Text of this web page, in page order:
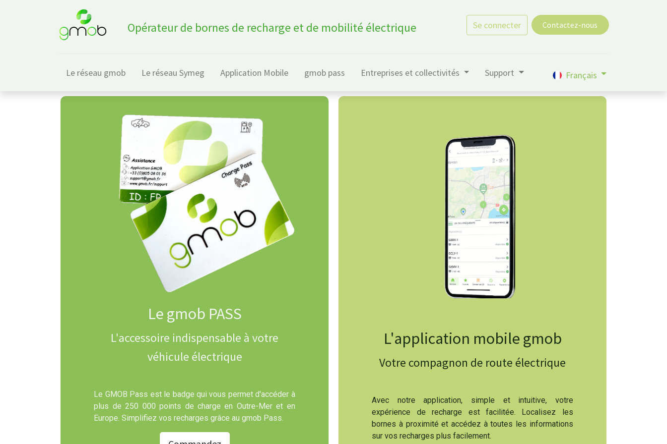
Opérateur de bornes de recharge et de mobilité électrique Se connecter Contactez-nous
Le réseau gmob Le réseau Symeg Application Mobile gmob pass Entreprises et collectivités Support Français
Le gmob PASS
L'accessoire indispensable à votre
véhicule électrique
Le GMOB Pass est le badge qui vous permet d'accéder à
plus de 250 000 points de charge en Outre-Mer et en
Europe. Simplifiez vos recharges grâce au gmob Pass.
L'application mobile gmob
Votre compagnon de route électrique
Avec notre application, simple et intuitive, votre
expérience de recharge est facilitée. Localisez les
bornes à proximité et accédez à toutes les informations
sur vos recharges plus facilement.